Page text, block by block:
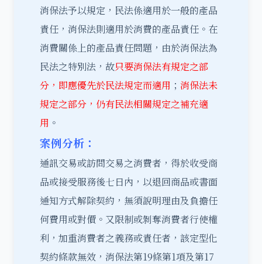
消保法予以規定，民法係適用於一般的產品
責任，消保法則適用於消費的產品責任。在
消費關係上的產品責任問題，由於消保法為
民法之特別法，故只要消保法有規定之部
分，即應優先於民法規定而適用 ； 消保法未
規定之部分，仍有民法相關規定之補充適
用 。
案例分析：
通訊交易或訪問交易之消費者，得於收受商
品或接受服務後七日內，以退回商品或書面
通知方式解除契約，無須說明理由及負擔任
何費用或對價。又限制或剝奪消費者行使權
利，加重消費者之義務或責任者，該定型化
契約條款無效，消保法第19條第1項及第17